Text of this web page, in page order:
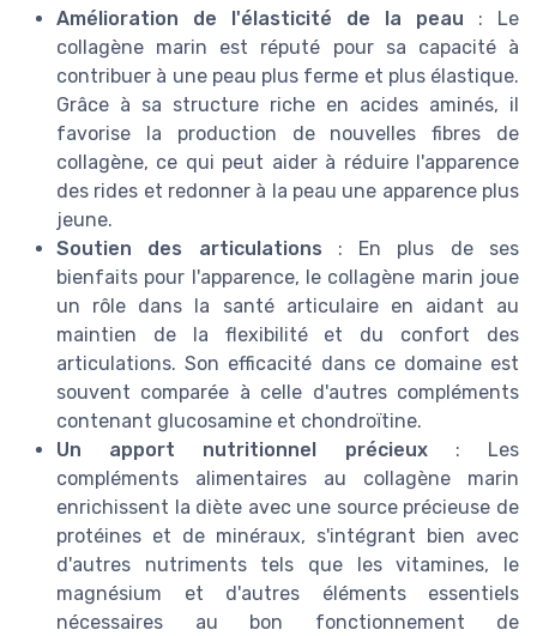
Amélioration de l'élasticité de la peau : Le
collagène marin est réputé pour sa capacité à
contribuer à une peau plus ferme et plus élastique.
Grâce à sa structure riche en acides aminés, il
favorise la production de nouvelles fibres de
collagène, ce qui peut aider à réduire l'apparence
des rides et redonner à la peau une apparence plus
jeune.
Soutien des articulations : En plus de ses
bienfaits pour l'apparence, le collagène marin joue
un rôle dans la santé articulaire en aidant au
maintien de la flexibilité et du confort des
articulations. Son efficacité dans ce domaine est
souvent comparée à celle d'autres compléments
contenant glucosamine et chondroïtine.
Un apport nutritionnel précieux: Les
compléments alimentaires au collagène marin
enrichissent la diète avec une source précieuse de
protéines et de minéraux, s'intégrant bien avec
d'autres nutriments tels que les vitamines, le
magnésium et d'autres éléments essentiels
nécessaires au bon fonctionnement de